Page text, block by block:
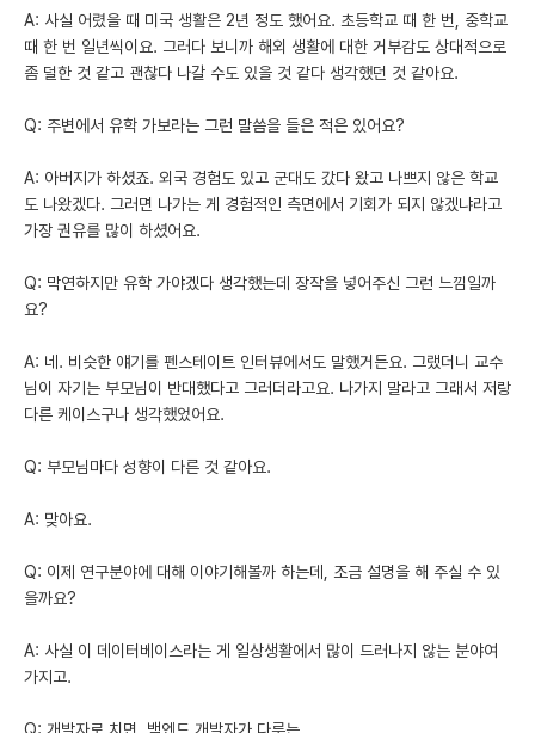
A: 사실 어렸을 때 미국 생활은 2년 정도 했어요. 초등학교 때 한 번, 중학교
때 한 번 일년씩이요. 그러다 보니까 해외 생활에 대한 거부감도 상대적으로
좀 덜한 것 같고 괜찮다 나갈 수도 있을 것 같다 생각했던 것 같아요.
Q: 주변에서 유학 가보라는 그런 말씀을 들은 적은 있어요?
A: 아버지가 하셨죠. 외국 경험도 있고 군대도 갔다 왔고 나쁘지 않은 학교
도 나왔겠다. 그러면 나가는 게 경험적인 측면에서 기회가 되지 않겠냐라고
가장 권유를 많이 하셨어요.
Q: 막연하지만 유학 가야겠다 생각했는데 장작을 넣어주신 그런 느낌일까
요?
A: 네. 비슷한 얘기를 펜스테이트 인터뷰에서도 말했거든요. 그랬더니 교수
님이 자기는 부모님이 반대했다고 그러더라고요. 나가지 말라고 그래서 저랑
다른 케이스구나 생각했었어요.
Q: 부모님마다 성향이 다른 것 같아요.
A: 맞아요.
Q: 이제 연구분야에 대해 이야기해볼까 하는데, 조금 설명을 해 주실 수 있
을까요?
A: 사실 이 데이터베이스라는 게 일상생활에서 많이 드러나지 않는 분야여
가지고.
Q: 개발자로 치면, 백엔드 개발자가 다루는…